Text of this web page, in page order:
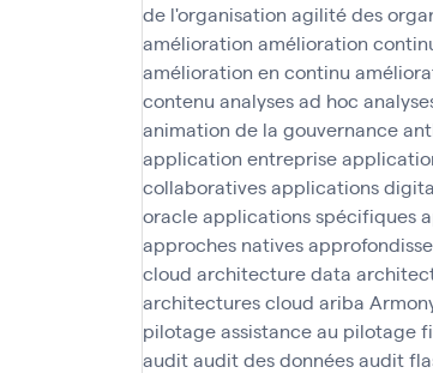
de l'organisation agilité des
amélioration amélioration
amélioration en continu
contenu analyses ad hoc
animation de la gouvernance
application entreprise
collaborativesapplications
oracleapplications spécifiques
approches natives
cloud architecture data
architectures cloud ariba
pilotageassistance au pilotage
auditaudit des donnéesaudit